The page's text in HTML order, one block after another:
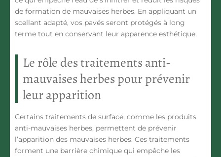
de formation de mauvaises herbes. En appliquant un
scellant adapté, vos pavés seront protégés à long
terme tout en conservant leur apparence esthétique.
Le rôle des traitements anti-
mauvaises herbes pour prévenir
leur apparition
Certains traitements de surface, comme les produits
anti-mauvaises herbes, permettent de prévenir
l’apparition des mauvaises herbes. Ces traitements
forment une barrière chimique qui empêche les